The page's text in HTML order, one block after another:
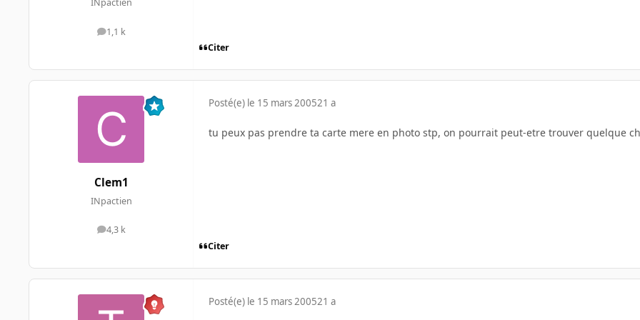
INpactien
1,1 k
messages
Citer
Clem1
INpactien
4,3 k
messages
Posté(e) le 15 mars 200521 a
tu peux pas prendre ta carte mere en photo stp, on pourrait peut-etre trouver quelque
Citer
Posté(e) le 15 mars 200521 a